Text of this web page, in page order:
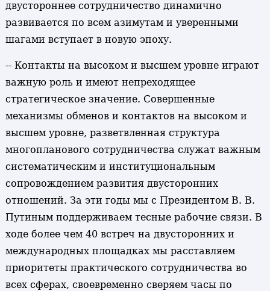
двустороннее сотрудничество динамично
развивается по всем азимутам и уверенными
шагами вступает в новую эпоху.
-- Контакты на высоком и высшем уровне играют
важную роль и имеют непреходящее
стратегическое значение. Совершенные
механизмы обменов и контактов на высоком и
высшем уровне, разветвленная структура
многопланового сотрудничества служат важным
систематическим и институциональным
сопровождением развития двусторонних
отношений. За эти годы мы с Президентом В. В.
Путиным поддерживаем тесные рабочие связи. В
ходе более чем 40 встреч на двусторонних и
международных площадках мы расставляем
приоритеты практического сотрудничества во
всех сферах, своевременно сверяем часы по